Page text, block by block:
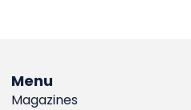
Menu
Magazines